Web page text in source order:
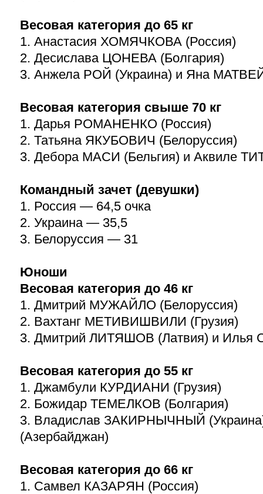
Весовая категория до 65 кг
1. Анастасия ХОМЯЧКОВА (Россия)
2. Десислава ЦОНЕВА (Болгария)
3. Анжела РОЙ (Украина) и Яна
Весовая категория свыше 70 кг
1. Дарья РОМАНЕНКО (Россия)
2. Татьяна ЯКУБОВИЧ (Белоруссия)
3. Дебора МАСИ (Бельгия) и Аквиле
Командный зачет (девушки)
1. Россия — 64,5 очка
2. Украина — 35,5
3. Белоруссия — 31
Юноши
Весовая категория до 46 кг
1. Дмитрий МУЖАЙЛО (Белоруссия)
2. Вахтанг МЕТИВИШВИЛИ (Грузия)
3. Дмитрий ЛИТЯШОВ (Латвия) и Илья
Весовая категория до 55 кг
1. Джамбули КУРДИАНИ (Грузия)
2. Божидар ТЕМЕЛКОВ (Болгария)
3. Владислав ЗАКИРНЫЧНЫЙ
(Азербайджан)
Весовая категория до 66 кг
1. Самвел КАЗАРЯН (Россия)